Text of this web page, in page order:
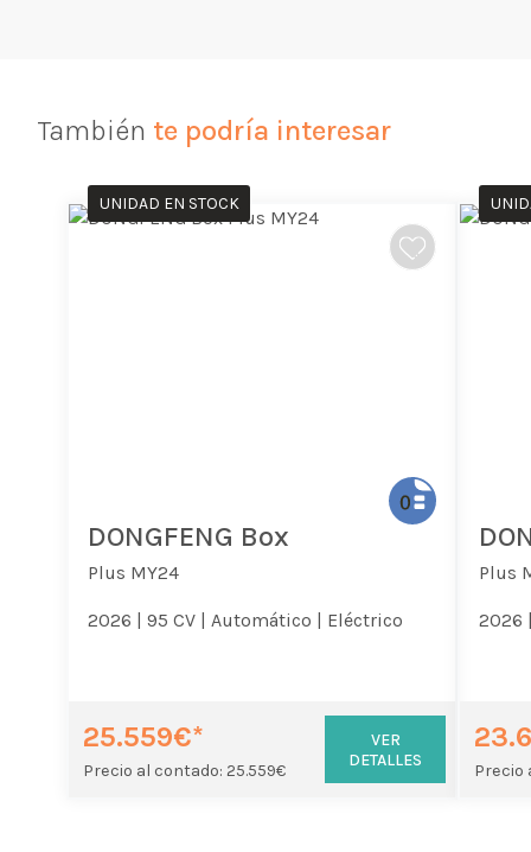
También te podría interesar
UNIDAD EN STOCK
DONGFENG Box
Plus MY24
2026 | 95 CV | Automático | Eléctrico
25.559€*
Precio al contado: 25.559€
VER
DETALLES
Plus
2026
Precio